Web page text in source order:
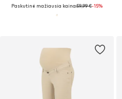
Paskutinė mažiausia kaina:59,99 €-15%